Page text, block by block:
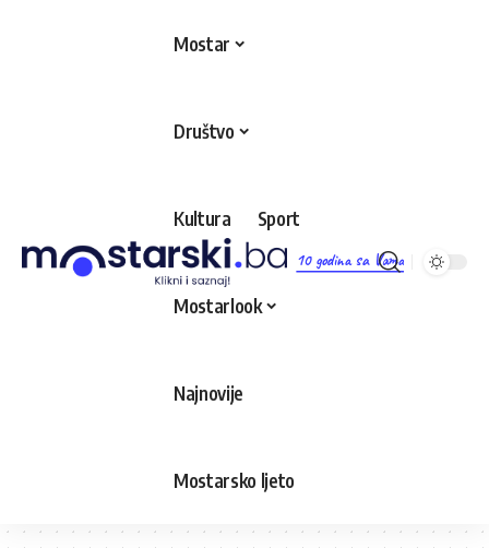
10 godina sa Vama
Mostar
Društvo
Kultura Sport
Mostarlook
Najnovije
Mostarsko ljeto